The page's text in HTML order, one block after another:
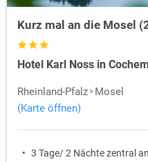
Kurz mal an die Mosel
Hotel Karl Noss in Cochem
Rheinland-Pfalz
Mosel
(Karte öffnen)
3 Tage/ 2 Nächte zentral